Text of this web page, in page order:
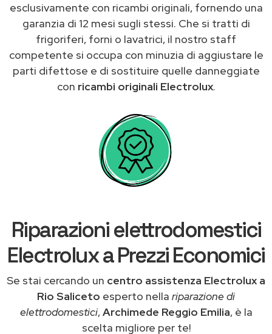
esclusivamente con ricambi originali, fornendo una
garanzia di 12 mesi sugli stessi. Che si tratti di
frigoriferi, forni o lavatrici, il nostro staff
competente si occupa con minuzia di aggiustare le
parti difettose e di sostituire quelle danneggiate
con ricambi originali Electrolux.
Riparazioni elettrodomestici
Electrolux a Prezzi Economici
Se stai cercando un centro assistenza Electrolux a
Rio Saliceto esperto nella riparazione di
elettrodomestici,Archimede Reggio Emilia, è la
scelta migliore per te!